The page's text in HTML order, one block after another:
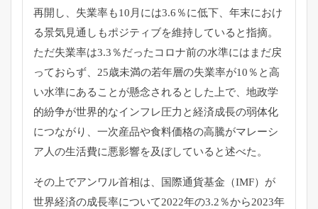
再開し、 失業率も10月には3.6％に低下、 年末におけ
る景気見通しもポジティブを維持していると指摘。
ただ失業率は3.3％だったコロナ前の水準にはまだ戻
っておらず、 25歳未満の若年層の失業率が10％ と高
い水準にあることが懸念されるとした上で、 地政学
的紛争が世界的なインフレ圧力と経済成長の弱体化
につながり、 一次産品や食料価格の高騰がマレーシ
ア人の生活費に悪影響を及ぼしていると述べた。
その上でアンワル首相は、国際通貨基金（IMF） が
世界経済の成長率について2022年の3.2％から2023年